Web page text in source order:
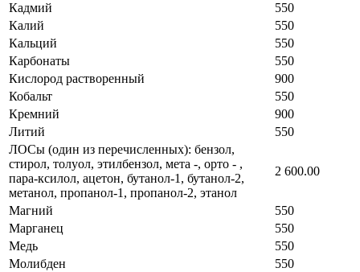
Кадмий
550
Калий
550
Кальций
550
Карбонаты
550
Кислород растворенный
900
Кобальт
550
Кремний
900
Литий
550
ЛОСы (один из перечисленных): бензол,
стирол, толуол, этилбензол, мета -, орто - ,
пара-ксилол, ацетон, бутанол-1, бутанол-2,
метанол, пропанол-1, пропанол-2, этанол
2 600.00
Магний
550
Марганец
550
Медь
550
Молибден
550